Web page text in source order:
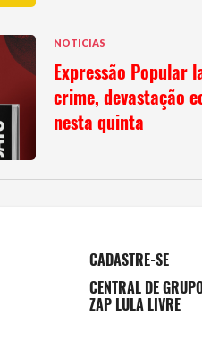
NOTÍCIAS
Expressão Popular
crime, devastação
nesta quinta
CADASTRE-SE
CENTRAL DE
ZAP LULA LIVRE